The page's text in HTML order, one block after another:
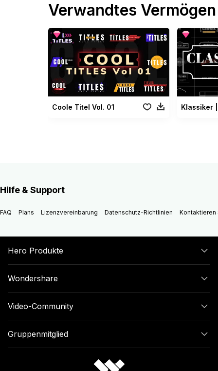
Verwandtes Vermögen
Coole Titel Vol. 01 Klassiker
Hilfe & Support
FAQ Plans Lizenzvereinbarung Datenschutz-Richtlinien Kontaktieren
Hero Produkte
Wondershare
Video-Community
Gruppenmitglied